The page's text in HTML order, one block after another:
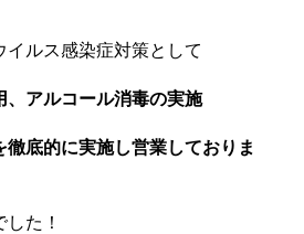
イルス感染症対策として
、アルコール消毒の実施
底的に実施し営業しておりま
た！